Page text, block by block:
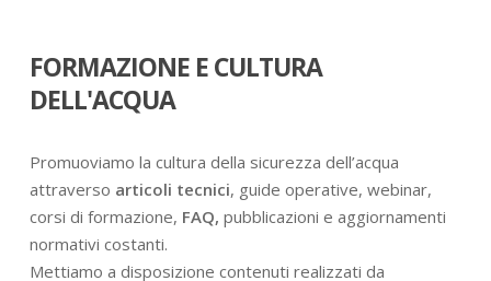
FORMAZIONE E CULTURA
DELL'ACQUA
Promuoviamo la cultura della sicurezza dell’acqua
attraverso articoli tecnici, guide operative, webinar,
corsi di formazione, FAQ, pubblicazioni e aggiornamenti
normativi costanti.
Mettiamo a disposizione contenuti realizzati da